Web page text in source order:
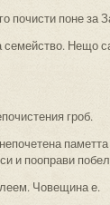
почисти поне за
Нещо
гроб.
и пооправи
Човещина е.